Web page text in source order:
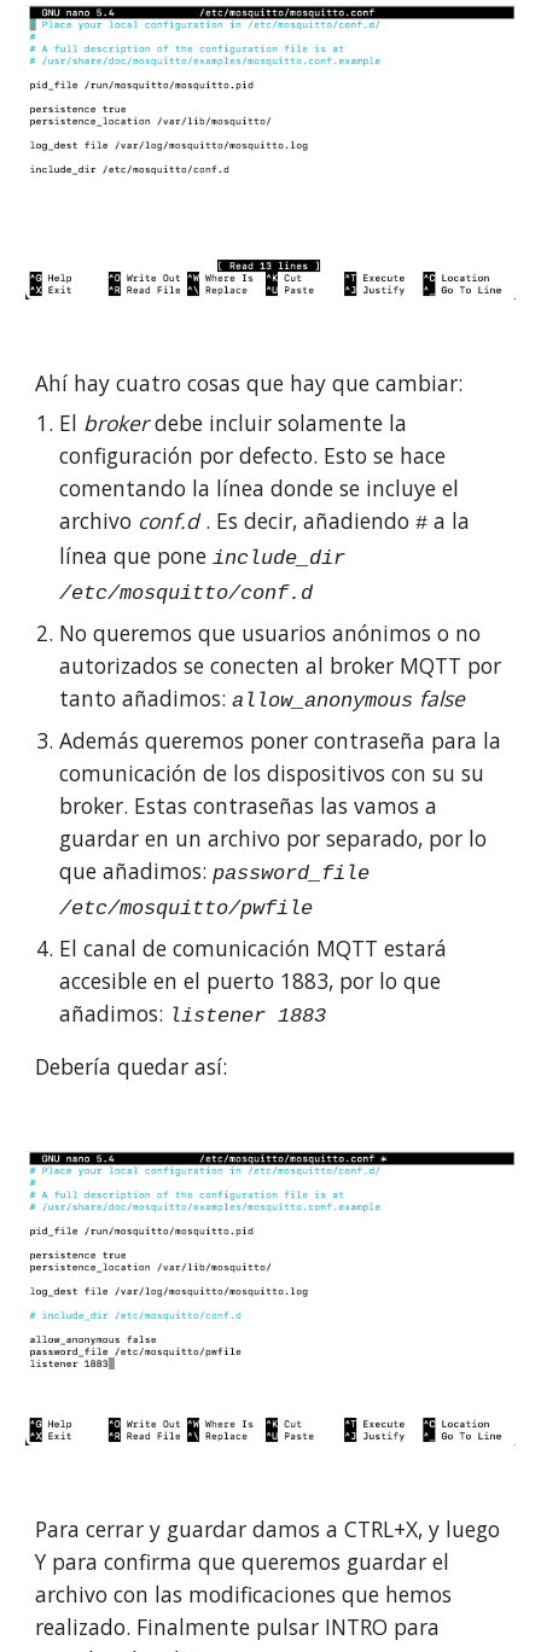
Ahí hay cuatro cosas que hay que cambiar:
El brokerdebe incluir solamente la
configuración por defecto. Esto se hace
comentando la línea donde se incluye el
archivo conf.d. Es decir, añadiendo# a la
línea que poneinclude_dir
/etc/mosquitto/conf.d
No queremos que usuarios anónimos o no
autorizados se conecten al broker MQTT por
tanto añadimos:allow_anonymous false
Además queremos poner contraseña para la
comunicación de los dispositivos con su su
broker. Estas contraseñas las vamos a
guardar en un archivo por separado, por lo
que añadimos:password_file
/etc/mosquitto/pwfile
El canal de comunicación MQTT estará
accesible en el puerto 1883, por lo que
añadimos: listener 1883
Debería quedar así:
Para cerrar y guardar damos a CTRL+X, y luego
Y para confirma que queremos guardar el
archivo con las modificaciones que hemos
realizado. Finalmente pulsar INTRO para